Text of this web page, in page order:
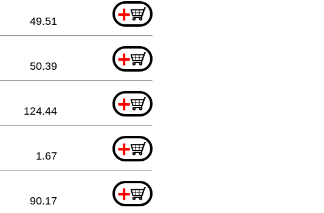
+
49.51
+
50.39
+
124.44
+
1.67
+
90.17